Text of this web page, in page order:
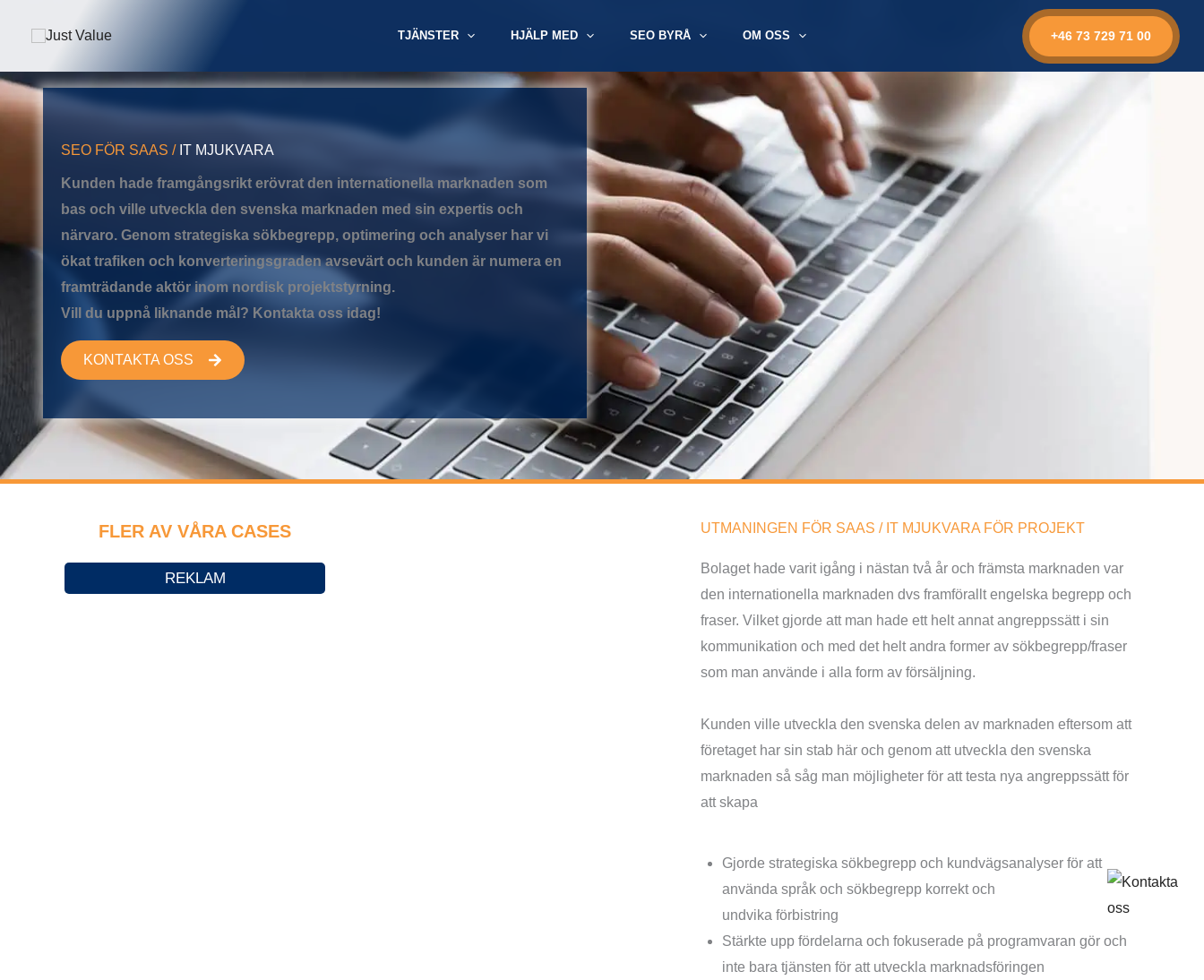
TJÄNSTER HJÄLP MED SEO BYRÅ OM OSS +46 73 729 71 00
SEO FÖR SAAS /IT MJUKVARA
Kunden hade framgångsrikt erövrat den internationella marknaden som
bas och ville utveckla den svenska marknaden med sin expertis och
närvaro. Genom strategiska sökbegrepp, optimering och analyser har vi
ökat trafiken och konverteringsgraden avsevärt och kunden är numera en
framträdande aktör inom nordisk projektstyrning.
Vill du uppnå liknande mål? Kontakta oss idag!
KONTAKTA OSS
FLER AV VÅRA CASES
REKLAM
UTMANINGEN FÖR SAAS / IT MJUKVARA FÖR PROJEKT
Bolaget hade varit igång i nästan två år och främsta marknaden var
den internationella marknaden dvs framförallt engelska begrepp och
fraser. Vilket gjorde att man hade ett helt annat angreppssätt i sin
kommunikation och med det helt andra former av sökbegrepp/fraser
som man använde i alla form av försäljning.
Kunden ville utveckla den svenska delen av marknaden eftersom att
företaget har sin stab här och genom att utveckla den svenska
marknaden så såg man möjligheter för att testa nya angreppssätt för
att skapa
Gjorde strategiska sökbegrepp och kundvägsanalyser för att
använda språk och sökbegrepp korrekt och
undvika förbistring
Stärkte upp fördelarna och fokuserade på programvaran gör och
inte bara tjänsten för att utveckla marknadsföringen